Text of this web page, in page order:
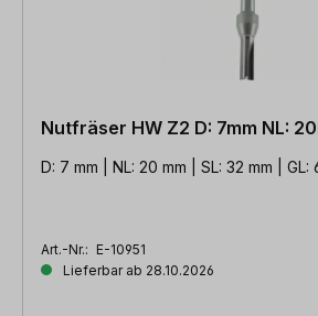
Nutfräser HW Z2 D: 7mm NL:
D: 7 mm | NL: 20 mm | SL: 32 mm | GL:
Art.-Nr.: E-10951
Lieferbar ab 28.10.2026